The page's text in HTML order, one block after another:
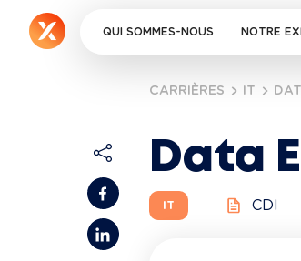
QUI SOMMES-NOUS NOTRE
CARRIÈRES IT
Data
IT CDI